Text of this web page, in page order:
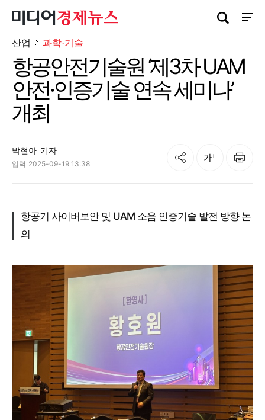
사이
검색창 열기
산업 과학·기술
항공안전기술원 ‘제3차 UAM
안전·인증기술 연속 세미나’
개최
박현아 기자
입력 2025-09-19 13:38
공유 글자크기 인쇄
항공기 사이버보안 및 UAM 소음 인증기술 발전 방향 논
의